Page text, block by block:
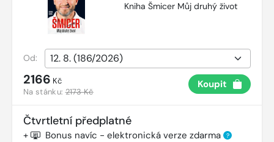
Kniha Šmicer Můj druhý život
Od:
2166 Kč
Na stánku:2173 Kč
Koupit
Čtvrtletní předplatné
+ Bonus navíc - elektronická verze zdarma ?